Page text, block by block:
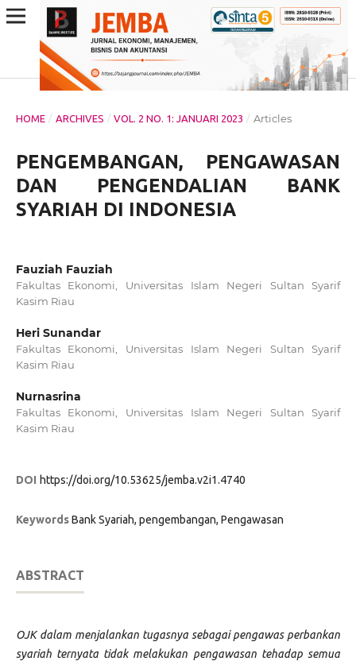
HOME / ARCHIVES / VOL. 2 NO. 1: JANUARI 2023 / Articles
PENGEMBANGAN, PENGAWASAN
DAN PENGENDALIAN BANK
SYARIAH DI INDONESIA
Fauziah Fauziah
Fakultas Ekonomi, Universitas Islam Negeri Sultan Syarif
Kasim Riau
Heri Sunandar
Fakultas Ekonomi, Universitas Islam Negeri Sultan Syarif
Kasim Riau
Nurnasrina
Fakultas Ekonomi, Universitas Islam Negeri Sultan Syarif
Kasim Riau
DOI https://doi.org/10.53625/jemba.v2i1.4740
KeywordsBank Syariah, pengembangan, Pengawasan
ABSTRACT
OJK dalam menjalankan tugasnya sebagai pengawas perbankan
syariah ternyata tidak melakukan pengawasan tehadap semua